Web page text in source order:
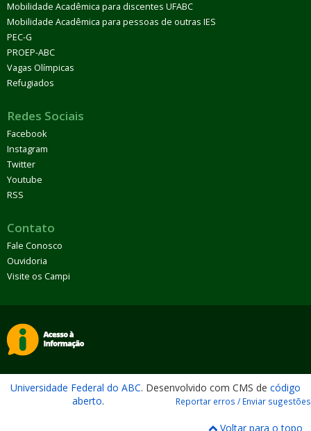
Mobilidade Acadêmica para discentes UFABC
Mobilidade Acadêmica para pessoas de outras IES
PEC-G
PROEP-ABC
Vagas Olímpicas
Refugiados
Redes Sociais
Facebook
Instagram
Twitter
Youtube
RSS
Contato
Fale Conosco
Ouvidoria
Visite os Campi
Universidade Federal do ABC. Desenvolvido com CMS de código
aberto. Reportar erros / Enviar sugestões
Voltar para o topo